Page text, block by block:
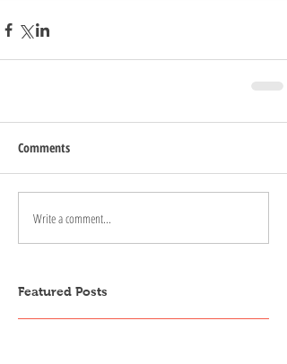
Comments
Write a comment...
Featured Posts